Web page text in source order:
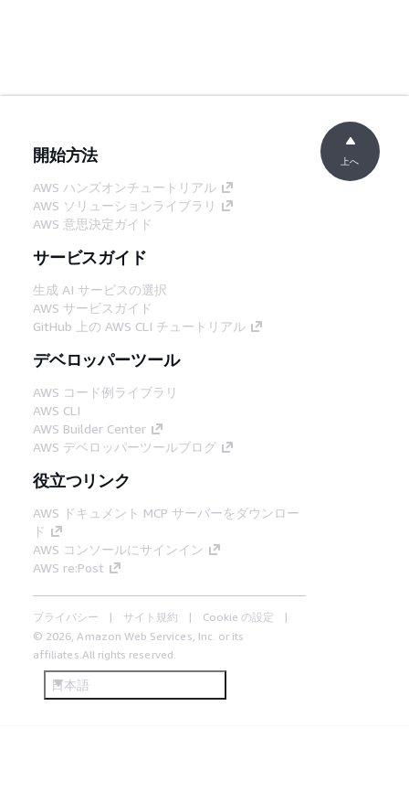
開始方法
AWS ハンズオンチュートリアル
AWS ソリューションライブラリ
AWS 意思決定ガイド
サービスガイド
生成 AI サービスの選択
AWS サービスガイド
GitHub 上の AWS CLI チュートリアル
デベロッパーツール
AWS コード例ライブラリ
AWS CLI
AWS Builder Center
AWS デベロッパーツールブログ
役立つリンク
AWS ドキュメント MCP サーバーをダウンロー
ド
AWS コンソールにサインイン
AWS re:Post
プライバシー サイト規約
Cookie の設定
© 2026, Amazon Web Services, Inc. or its
affiliates.All rights reserved.
日本語
上へ